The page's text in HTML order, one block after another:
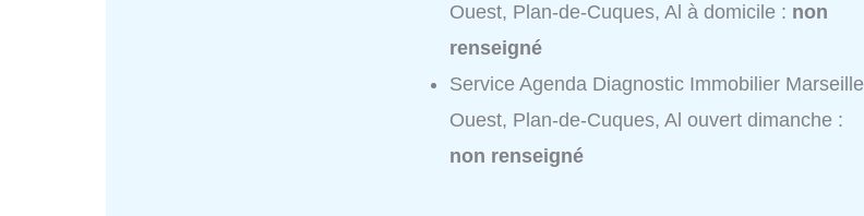
Ouest, Plan-de-Cuques, Al à domicile : non
renseigné
Service Agenda Diagnostic Immobilier Marseille
Ouest, Plan-de-Cuques, Al ouvert dimanche :
non renseigné